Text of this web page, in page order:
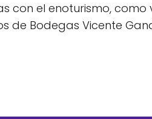
con el enoturismo, como
de Bodegas Vicente